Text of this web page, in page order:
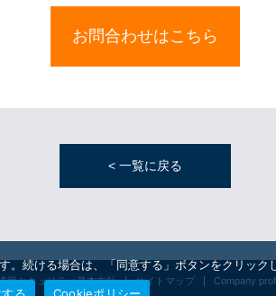
お問合わせはこちら
< 一覧に戻る
報セキュリティ基本方針 サイトマップ Company
続ける場合は、「同意する」ボタンをクリッ
る
Cookieポリシー